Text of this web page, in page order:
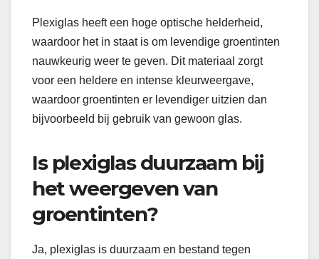
Plexiglas heeft een hoge optische helderheid,
waardoor het in staat is om levendige groentinten
nauwkeurig weer te geven. Dit materiaal zorgt
voor een heldere en intense kleurweergave,
waardoor groentinten er levendiger uitzien dan
bijvoorbeeld bij gebruik van gewoon glas.
Is plexiglas duurzaam bij
het weergeven van
groentinten?
Ja, plexiglas is duurzaam en bestand tegen